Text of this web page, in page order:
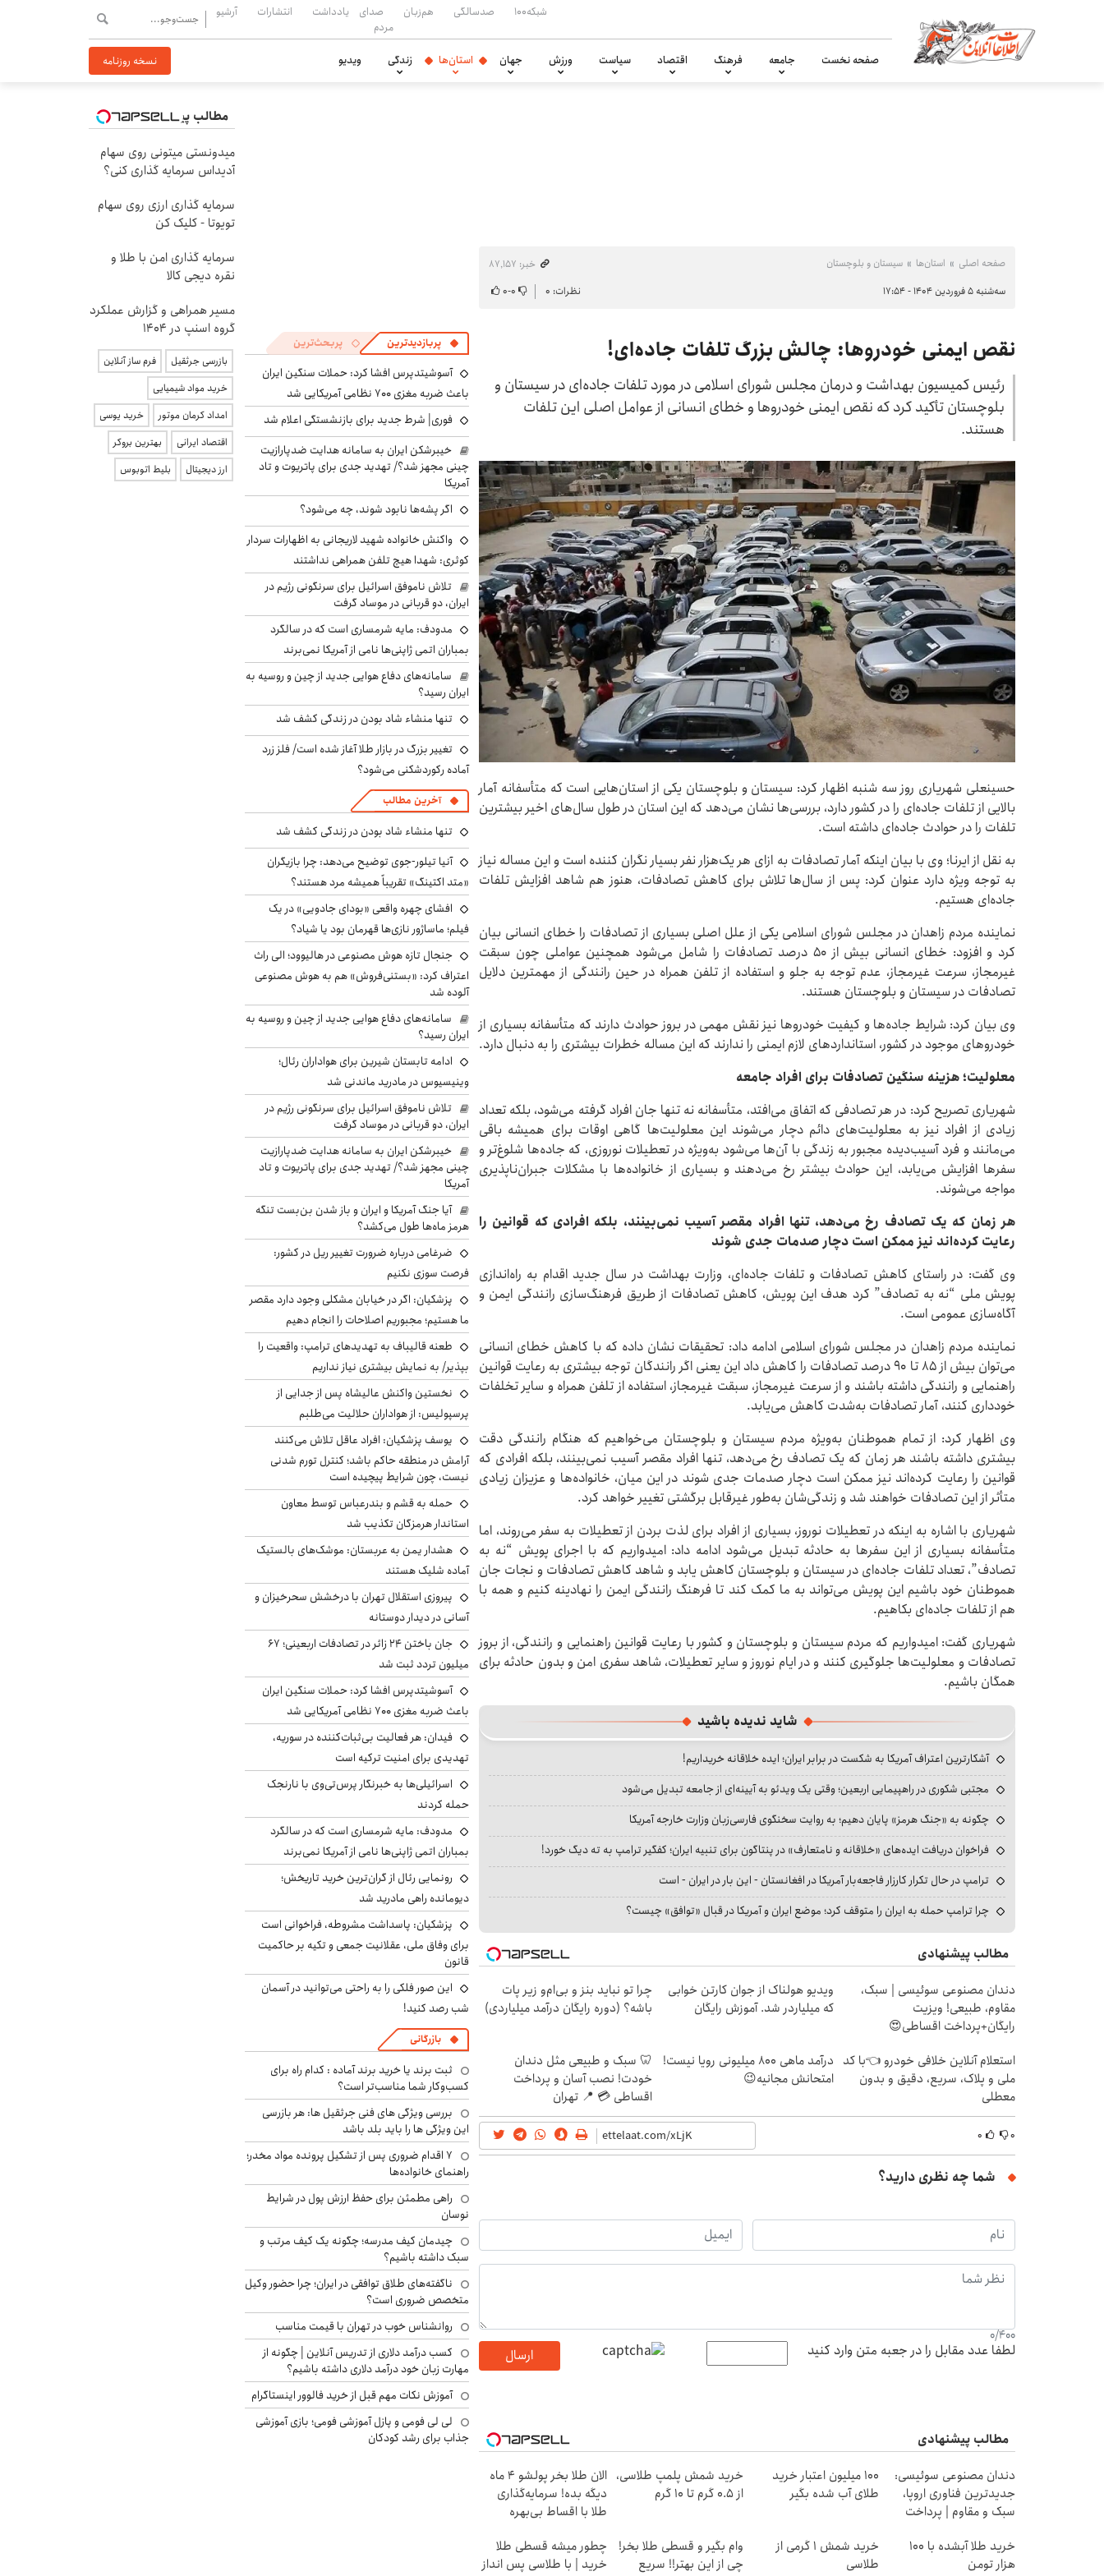
شبکه۱۰۰ صدسالگی هم‌زبان
صدای
مردم
یادداشت انتشارات آرشیو
صفحه نخست جامعه فرهنگ اقتصاد سیاست ورزش جهان استان‌ها زندگی ویدیو نسخه روزنامه
صفحه اصلی استان‌ها سیستان و بلوچستان
خبر: ۸۷٬۱۵۷
سه‌شنبه ۵ فروردین ۱۴۰۴ - ۱۷:۵۴
نظرات: ۰ ۰-۰
نقص ایمنی خودروها: چالش بزرگ تلفات جاده‌ای!
رئیس کمیسیون بهداشت و درمان مجلس شورای اسلامی در مورد تلفات جاده‌ای در سیستان و
بلوچستان تأکید کرد که نقص ایمنی خودروها و خطای انسانی از عوامل اصلی این تلفات
هستند.
حسینعلی شهریاری روز سه شنبه اظهار کرد: سیستان و بلوچستان یکی از استان‌هایی است که متأسفانه آمار
بالایی از تلفات جاده‌ای را در کشور دارد، بررسی‌ها نشان می‌دهد که این استان در طول سال‌های اخیر بیشترین
تلفات را در حوادث جاده‌ای داشته است.
به نقل از ایرنا؛ وی با بیان اینکه آمار تصادفات به ازای هر یک‌هزار نفر بسیار نگران‌ کننده است و این مساله نیاز
به توجه ویژه دارد عنوان کرد: پس از سال‌ها تلاش برای کاهش تصادفات، هنوز هم شاهد افزایش تلفات
جاده‌ای هستیم.
نماینده مردم زاهدان در مجلس شورای اسلامی یکی از علل اصلی بسیاری از تصادفات را خطای انسانی بیان
کرد و افزود: خطای انسانی بیش از ۵۰ درصد تصادفات را شامل می‌شود همچنین عواملی چون سبقت
غیرمجاز، سرعت غیرمجاز، عدم توجه به جلو و استفاده از تلفن همراه در حین رانندگی از مهمترین دلایل
تصادفات در سیستان و بلوچستان هستند.
وی بیان کرد: شرایط جاده‌ها و کیفیت خودروها نیز نقش مهمی در بروز حوادث دارند که متأسفانه بسیاری از
خودروهای موجود در کشور، استانداردهای لازم ایمنی را ندارند که این مساله خطرات بیشتری را به دنبال دارد.
معلولیت‌؛ هزینه سنگین تصادفات برای افراد جامعه
شهریاری تصریح کرد: در هر تصادفی که اتفاق می‌افتد، متأسفانه نه تنها جان افراد گرفته می‌شود، بلکه تعداد
زیادی از افراد نیز به معلولیت‌های دائم دچار می‌شوند این معلولیت‌ها گاهی اوقات برای همیشه باقی
می‌مانند و فرد آسیب‌دیده مجبور به زندگی با آن‌ها می‌شود به‌ویژه در تعطیلات نوروزی، که جاده‌ها شلوغ‌تر و
سفرها افزایش می‌یابد، این حوادث بیشتر رخ می‌دهند و بسیاری از خانواده‌ها با مشکلات جبران‌ناپذیری
مواجه می‌شوند.
هر زمان که یک تصادف رخ می‌دهد، تنها افراد مقصر آسیب نمی‌بینند، بلکه افرادی که قوانین را
رعایت کرده‌اند نیز ممکن است دچار صدمات جدی شوند
وی گفت: در راستای کاهش تصادفات و تلفات جاده‌ای، وزارت بهداشت در سال جدید اقدام به راه‌اندازی
پویش ملی “نه به تصادف” کرد هدف این پویش، کاهش تصادفات از طریق فرهنگ‌سازی رانندگی ایمن و
آگاه‌سازی عمومی است.
نماینده مردم زاهدان در مجلس شورای اسلامی ادامه داد: تحقیقات نشان داده که با کاهش خطای انسانی
می‌توان بیش از ۸۵ تا ۹۰ درصد تصادفات را کاهش داد این یعنی اگر رانندگان توجه بیشتری به رعایت قوانین
راهنمایی و رانندگی داشته باشند و از سرعت غیرمجاز، سبقت غیرمجاز، استفاده از تلفن همراه و سایر تخلفات
خودداری کنند، آمار تصادفات به‌شدت کاهش می‌یابد.
وی اظهار کرد: از تمام هموطنان به‌ویژه مردم سیستان و بلوچستان می‌خواهیم که هنگام رانندگی دقت
بیشتری داشته باشند هر زمان که یک تصادف رخ می‌دهد، تنها افراد مقصر آسیب نمی‌بینند، بلکه افرادی که
قوانین را رعایت کرده‌اند نیز ممکن است دچار صدمات جدی شوند در این میان، خانواده‌ها و عزیزان زیادی
متأثر از این تصادفات خواهند شد و زندگی‌شان به‌طور غیرقابل برگشتی تغییر خواهد کرد.
شهریاری با اشاره به اینکه در تعطیلات نوروز، بسیاری از افراد برای لذت بردن از تعطیلات به سفر می‌روند، اما
متأسفانه بسیاری از این سفرها به حادثه تبدیل می‌شود ادامه داد: امیدواریم که با اجرای پویش “نه به
تصادف”، تعداد تلفات جاده‌ای در سیستان و بلوچستان کاهش یابد و شاهد کاهش تصادفات و نجات جان
هموطنان خود باشیم این پویش می‌تواند به ما کمک کند تا فرهنگ رانندگی ایمن را نهادینه کنیم و همه با
هم از تلفات جاده‌ای بکاهیم.
شهریاری گفت: امیدواریم که مردم سیستان و بلوچستان و کشور با رعایت قوانین راهنمایی و رانندگی، از بروز
تصادفات و معلولیت‌ها جلوگیری کنند و در ایام نوروز و سایر تعطیلات، شاهد سفری امن و بدون حادثه برای
همگان باشیم.
شاید ندیده باشید
آشکارترین اعتراف آمریکا به شکست در برابر ایران؛ ایده خلاقانه خریداریم!
مجتبی شکوری در راهپیمایی اربعین؛ وقتی یک ویدئو به آیینه‌ای از جامعه تبدیل می‌شود
چگونه به «جنگ هرمز» پایان دهیم؛ به روایت سخنگوی فارسی‌زبان وزارت خارجه آمریکا
فراخوان دریافت ایده‌های «خلاقانه و نامتعارف» در پنتاگون برای تنبیه ایران؛ کفگیر ترامپ به ته دیگ خورد!
ترامپ در حال تکرار کارزار فاجعه‌بار آمریکا در افغانستان - این بار در ایران - است
چرا ترامپ حمله به ایران را متوقف کرد؛ موضع ایران و آمریکا در قبال «توافق» چیست؟
مطالب پیشنهادی
دندان مصنوعی سوئیسی | سبک،
مقاوم، طبیعی! ویزیت
رایگان+پرداخت اقساطی😍
ویدیو هولناک از جوان کارتن خوابی
که میلیاردر شد. آموزش رایگان
چرا تو نباید بنز و بی‌ام‌و زیر پات
باشه؟ (دوره رایگان درآمد میلیاردی)
استعلام آنلاین خلافی خودرو 👈با کد
ملی و پلاک، سریع، دقیق و بدون
معطلی
درآمد ماهی 800 میلیونی رویا نیست!
امتحانش مجانیه😉
🦷 سبک و طبیعی مثل دندان
خودت! نصب آسان و پرداخت
اقساطی 💳 📍 تهران
۰ ۰
شما چه نظری دارید؟
0/400
لطفا عدد مقابل را در جعبه متن وارد کنید ارسال
مطالب پیشنهادی
دندان مصنوعی سوئیسی:
جدیدترین فناوری اروپا،
سبک و مقاوم | پرداخت
100 میلیون اعتبار خرید
طلای آب شده بگیر
خرید شمش پلمپ طلاسی،
از ۰.۵ گرم تا ۱۰ گرم
الان طلا بخر پولشو 4 ماه
دیگه بده! سرمایه‌گذاری
طلا با اقساط بی‌بهره
خرید طلا آبشده با 100
هزار تومن
خرید شمش 1 گرمی از
طلاسی
وام بگیر و قسطی طلا بخر!
چی از این بهتر!! سریع
چطور میشه قسطی طلا
خرید | با طلاسی پس انداز
پربازدیدترین پربحث‌ترین
آسوشیتدپرس افشا کرد: حملات سنگین ایران
باعث ضربه مغزی ۷۰۰ نظامی آمریکایی شد
فوری| شرط جدید برای بازنشستگی اعلام شد
خیبرشکن ایران به سامانه هدایت ضدپارازیت
چینی مجهز شد؟/ تهدید جدی برای پاتریوت و تاد
آمریکا
اگر پشه‌ها نابود شوند، چه می‌شود؟
واکنش خانواده شهید لاریجانی به اظهارات سردار
کوثری: شهدا هیچ تلفن همراهی نداشتند
تلاش ناموفق اسرائیل برای سرنگونی رژیم در
ایران، دو قربانی در موساد گرفت
مدودف: مایه شرمساری است که در سالگرد
بمباران اتمی ژاپنی‌ها نامی از آمریکا نمی‌برند
سامانه‌های دفاع هوایی جدید از چین و روسیه به
ایران رسید؟
تنها منشاء شاد بودن در زندگی کشف شد
تغییر بزرگ در بازار طلا آغاز شده است/ فلز زرد
آماده رکوردشکنی می‌شود؟
آخرین مطالب
تنها منشاء شاد بودن در زندگی کشف شد
آنیا تیلور-جوی توضیح می‌دهد: چرا بازیگران
«متد اکتینگ» تقریباً همیشه مرد هستند؟
افشای چهره واقعی «بودای جادویی» در یک
فیلم؛ ماساژور نازی‌ها قهرمان بود یا شیاد؟
جنجال تازه هوش مصنوعی در هالیوود؛ الی راث
اعتراف کرد: «بستنی‌فروش» هم به هوش مصنوعی
آلوده شد
سامانه‌های دفاع هوایی جدید از چین و روسیه به
ایران رسید؟
ادامه تابستان شیرین برای هواداران رئال؛
وینیسیوس در مادرید ماندنی شد
تلاش ناموفق اسرائیل برای سرنگونی رژیم در
ایران، دو قربانی در موساد گرفت
خیبرشکن ایران به سامانه هدایت ضدپارازیت
چینی مجهز شد؟/ تهدید جدی برای پاتریوت و تاد
آمریکا
آیا جنگ آمریکا و ایران و باز شدن بن‌بست تنگه
هرمز ماه‌ها طول می‌کشد؟
ضرغامی درباره ضرورت تغییر ریل در کشور:
فرصت سوزی نکنیم
پزشکیان: اگر در خیابان مشکلی وجود دارد مقصر
ما هستیم؛ مجبوریم اصلاحات را انجام دهیم
طعنه قالیباف به تهدیدهای ترامپ: واقعیت را
بپذیر/ به نمایش بیشتری نیاز نداریم
نخستین واکنش عالیشاه پس از جدایی از
پرسپولیس: از هواداران حلالیت می‌طلبم
یوسف پزشکیان: افراد عاقل تلاش می‌کنند
آرامش در منطقه حاکم باشد؛ کنترل تورم شدنی
نیست، چون شرایط پیچیده است
حمله به قشم و بندرعباس توسط معاون
استاندار هرمزگان تکذیب شد
هشدار یمن به عربستان: موشک‌های بالستیک
آماده شلیک هستند
پیروزی استقلال تهران با درخشش سحرخیزان و
آسانی در دیدار دوستانه
جان باختن ۲۴ زائر در تصادفات اربعینی؛ ۶۷
میلیون تردد ثبت شد
آسوشیتدپرس افشا کرد: حملات سنگین ایران
باعث ضربه مغزی ۷۰۰ نظامی آمریکایی شد
فیدان: هر فعالیت بی‌ثبات‌کننده در سوریه،
تهدیدی برای امنیت ترکیه است
اسرائیلی‌ها به خبرنگار پرس‌تی‌وی با نارنجک
حمله کردند
مدودف: مایه شرمساری است که در سالگرد
بمباران اتمی ژاپنی‌ها نامی از آمریکا نمی‌برند
رونمایی رئال از گران‌ترین خرید تاریخش؛
دیومانده راهی مادرید شد
پزشکیان: پاسداشت مشروطه، فراخوانی است
برای وفاق ملی، عقلانیت جمعی و تکیه بر حاکمیت
قانون
این صور فلکی را به راحتی می‌توانید در آسمان
شب رصد کنید!
بازرگانی
ثبت برند یا خرید برند آماده : کدام راه برای
کسب‌وکار شما مناسب‌تر است؟
بررسی ویژگی های فنی جرثقیل ها: هر بازرسی
این ویژگی ها را باید بلد باشد
۷ اقدام ضروری پس از تشکیل پرونده مواد مخدر؛
راهنمای خانواده‌ها
راهی مطمئن برای حفظ ارزش پول در شرایط
نوسان
چیدمان کیف مدرسه؛ چگونه یک کیف مرتب و
سبک داشته باشیم؟
ناگفته‌های طلاق توافقی در ایران؛ چرا حضور وکیل
متخصص ضروری است؟
روانشناس خوب در تهران با قیمت مناسب
کسب درآمد دلاری از تدریس آنلاین | چگونه از
مهارت زبان خود درآمد دلاری داشته باشیم؟
آموزش نکات مهم قبل از خرید فالوور اینستاگرام
لی لی فومی و پازل آموزشی فومی؛ بازی آموزشی
جذاب برای رشد کودکان
مطالب پیشنهادی
میدونستی میتونی روی سهام
آدیداس سرمایه گذاری کنی؟
سرمایه گذاری ارزی روی سهام
تویوتا - کلیک کن
سرمایه گذاری امن با طلا و
نقره دیجی کالا
مسیر همراهی و گزارش عملکرد
گروه اسنپ در ۱۴۰۴
بازرسی جرثقیل
فرم ساز آنلاین
خرید مواد شیمیایی
امداد کرمان موتور
خرید یوسی
اقتصاد ایرانی
بهترین بروکر
ارز دیجیتال
بلیط اتوبوس